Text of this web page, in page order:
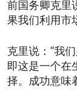
前国务卿克里
果我们利用市
克里说：“我
即这是一个在
择。成功意味